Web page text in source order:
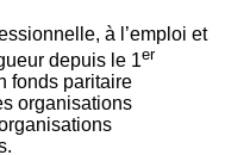
à l’emploi et
depuis le 1er
fonds paritaire
organisations